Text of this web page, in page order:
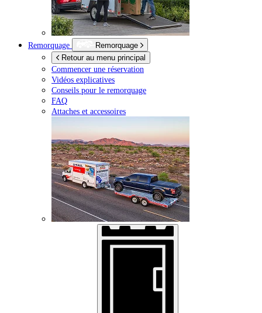
Remorquage
Remorquage
Retour au menu principal
Commencer une réservation
Vidéos explicatives
Conseils pour le remorquage
FAQ
Attaches et accessoires